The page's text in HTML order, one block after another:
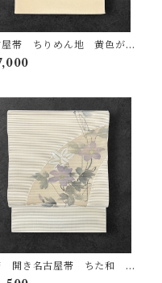
屋帯 ちりめん地 黄色がか
丁子色の地 草花 鳥 蝶 長
㎝ Q7122
開き名古屋帯 ちた和 絽
練色の地 紅藤色や白など